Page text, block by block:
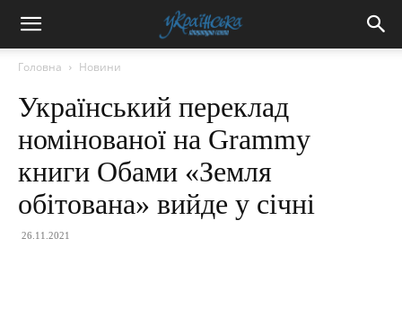
Головна Новини
Український переклад
номінованої на Grammy
книги Обами «Земля
обітована» вийде у січні
26.11.2021